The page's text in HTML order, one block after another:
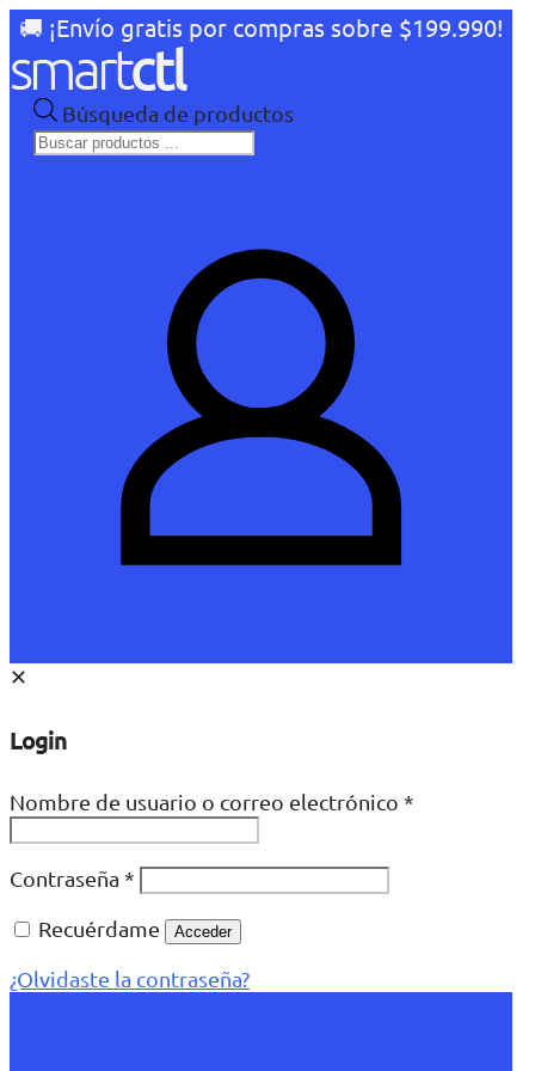
🚚 ¡Envío gratis por compras sobre $199.990!
Búsqueda de productos
✕
Login
Nombre de usuario o correo electrónico *
Contraseña *
Recuérdame
Acceder
¿Olvidaste la contraseña?